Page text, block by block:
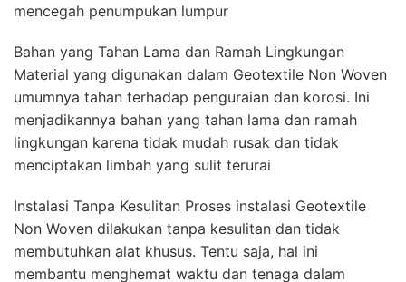
mencegah penumpukan lumpur
Bahan yang Tahan Lama dan Ramah Lingkungan
Material yang digunakan dalam Geotextile Non Woven
umumnya tahan terhadap penguraian dan korosi. Ini
menjadikannya bahan yang tahan lama dan ramah
lingkungan karena tidak mudah rusak dan tidak
menciptakan limbah yang sulit terurai
Instalasi Tanpa Kesulitan Proses instalasi Geotextile
Non Woven dilakukan tanpa kesulitan dan tidak
membutuhkan alat khusus. Tentu saja, hal ini
membantu menghemat waktu dan tenaga dalam